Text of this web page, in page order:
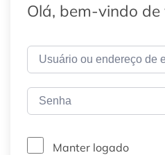
Olá, bem-vindo de
Manter logado